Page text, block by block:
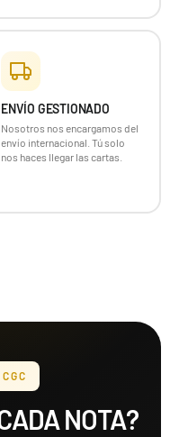
ENVÍO GESTIONADO
Nosotros nos encargamos del
envío internacional. Tú solo
nos haces llegar las cartas.
NOTA?